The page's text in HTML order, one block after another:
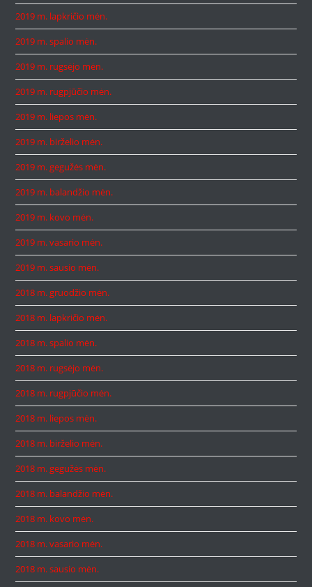
2019 m. lapkričio mėn.
2019 m. spalio mėn.
2019 m. rugsėjo mėn.
2019 m. rugpjūčio mėn.
2019 m. liepos mėn.
2019 m. birželio mėn.
2019 m. gegužės mėn.
2019 m. balandžio mėn.
2019 m. kovo mėn.
2019 m. vasario mėn.
2019 m. sausio mėn.
2018 m. gruodžio mėn.
2018 m. lapkričio mėn.
2018 m. spalio mėn.
2018 m. rugsėjo mėn.
2018 m. rugpjūčio mėn.
2018 m. liepos mėn.
2018 m. birželio mėn.
2018 m. gegužės mėn.
2018 m. balandžio mėn.
2018 m. kovo mėn.
2018 m. vasario mėn.
2018 m. sausio mėn.